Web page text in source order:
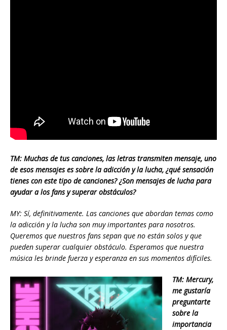
TM: Muchas de tus canciones, las letras transmiten mensaje, uno
de esos mensajes es sobre la adicción y la lucha, ¿qué sensación
tienes con este tipo de canciones? ¿Son mensajes de lucha para
ayudar a los fans y superar obstáculos?
MY: Sí, definitivamente. Las canciones que abordan temas como
la adicción y la lucha son muy importantes para nosotros.
Queremos que nuestros fans sepan que no están solos y que
pueden superar cualquier obstáculo. Esperamos que nuestra
música les brinde fuerza y esperanza en sus momentos difíciles.
TM: Mercury,
me gustaría
preguntarte
sobre la
importancia